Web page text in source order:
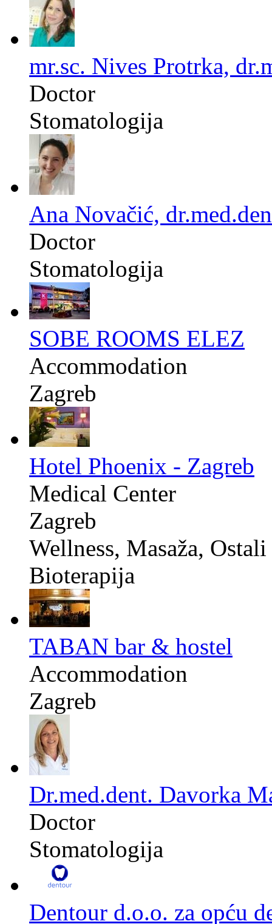
mr.sc. Nives Protrka,
Doctor
Stomatologija
Ana Novačić,
Doctor
Stomatologija
SOBE ROOMS ELEZ
Accommodation
Zagreb
Hotel Phoenix - Zagreb
Medical Center
Zagreb
Wellness, Masaža,
Bioterapija
TABAN bar & hostel
Accommodation
Zagreb
Dr.med.dent. Davorka
Doctor
Stomatologija
Dentour d.o.o. za opću